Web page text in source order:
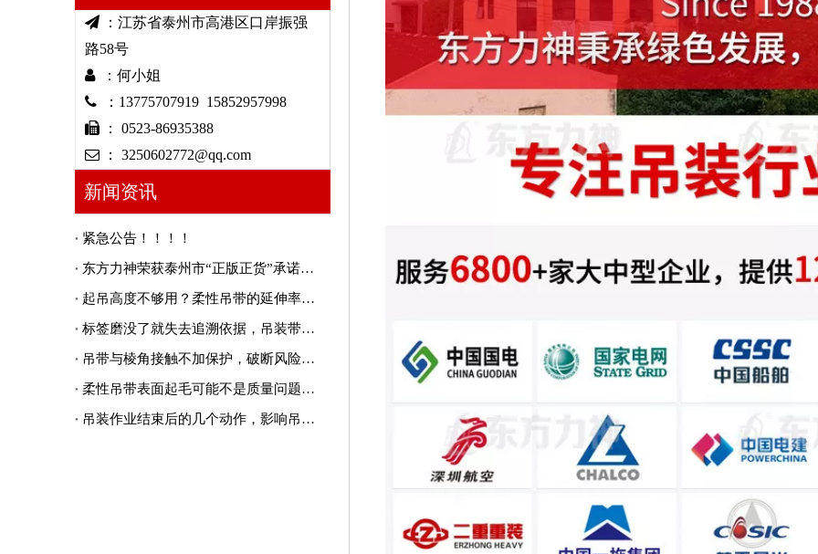
 ：江苏省泰州市高港区口岸振强
路58号
：何小姐
 ：13775707919 15852957998
 ： 0523-86935388
 ： 3250602772@qq.com
新闻资讯
紧急公告！！！！
东方力神荣获泰州市“正版正货”承诺企业称号
起吊高度不够用？柔性吊带的延伸率可能被低估了
标签磨没了就失去追溯依据，吊装带身份信息值得提前备份
吊带与棱角接触不加保护，破断风险可能成倍增加
柔性吊带表面起毛可能不是质量问题，查查接触面更有用
吊装作业结束后的几个动作，影响吊装带下次安全使用